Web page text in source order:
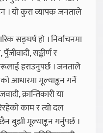
। यो कुरा व्यापक जनताले
सङ्घर्ष हो । निर्वाचनमा
सङ्कीर्ण र
हराउनुपर्छ । जनताले
आधारमा मूल्याङ्कन गर्ने
क्रान्तिकारी या
काम र त्यो दल
बुझी मूल्याङ्कन गर्नुपर्छ ।